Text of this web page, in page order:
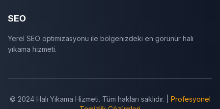
SEO
Yerel SEO optimizasyonu ile bölgenizdeki en görünür halı
yıkama hizmeti.
© 2024 Halı Yıkama Hizmeti. Tüm hakları saklıdır. | Profesyonel